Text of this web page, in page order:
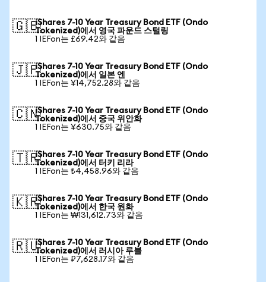
🇬🇧iShares 7-10 Year Treasury Bond ETF (Ondo
Tokenized)에서 영국 파운드 스털링
1 IEFon는 £69.42와 같음
🇯🇵iShares 7-10 Year Treasury Bond ETF (Ondo
Tokenized)에서 일본 엔
1 IEFon는 ¥14,752.28와 같음
🇨🇳iShares 7-10 Year Treasury Bond ETF (Ondo
Tokenized)에서 중국 위안화
1 IEFon는 ¥630.75와 같음
🇹🇷iShares 7-10 Year Treasury Bond ETF (Ondo
Tokenized)에서 터키 리라
1 IEFon는 ₺4,458.96와 같음
🇰🇷iShares 7-10 Year Treasury Bond ETF (Ondo
Tokenized)에서 한국 원화
1 IEFon는 ₩131,612.73와 같음
🇷🇺iShares 7-10 Year Treasury Bond ETF (Ondo
Tokenized)에서 러시아 루블
1 IEFon는 ₽7,628.17와 같음